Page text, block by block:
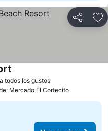
Compartir
todos los gustosVer precios
Mercado El Cortecito